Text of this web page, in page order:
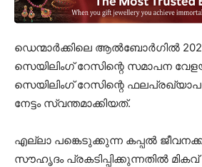
ഡെന്മാർക്കിലെ ആൽബോർഗിൽ
സെയിലിംഗ് റേസിന്റെ സമാപന
സെയിലിംഗ് റേസിന്റെ
നേട്ടം സ്വന്തമാക്കിയത്.
എല്ലാ പങ്കെടുക്കുന്ന കപ്പൽ
സൗഹൃദം പ്രകടിപ്പിക്കുന്നതിൽ